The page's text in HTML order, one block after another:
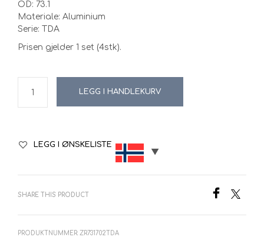
OD: 73.1
Materiale: Aluminium
Serie: TDA
Prisen gjelder 1 set (4stk).
LEGG I HANDLEKURV
LEGG I ØNSKELISTE
SHARE THIS PRODUCT
PRODUKTNUMMER: ZR731702TDA